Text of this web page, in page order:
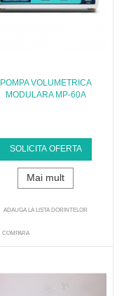
POMPA VOLUMETRICA
MODULARA MP-60A
SOLICITA OFERTA
Mai mult
ADAUGA LA LISTA DORINTELOR
COMPARA